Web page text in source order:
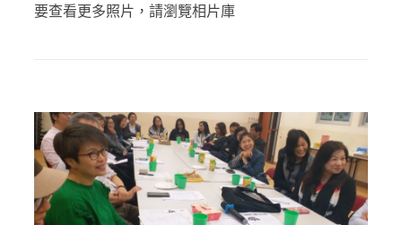
要查看更多照片，請瀏覽相片庫